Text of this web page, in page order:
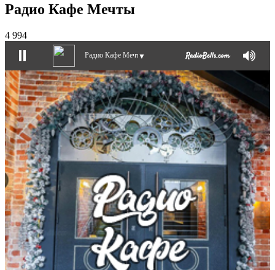
Радио Кафе Мечты
4 994
Радио Кафе Мечты
▼